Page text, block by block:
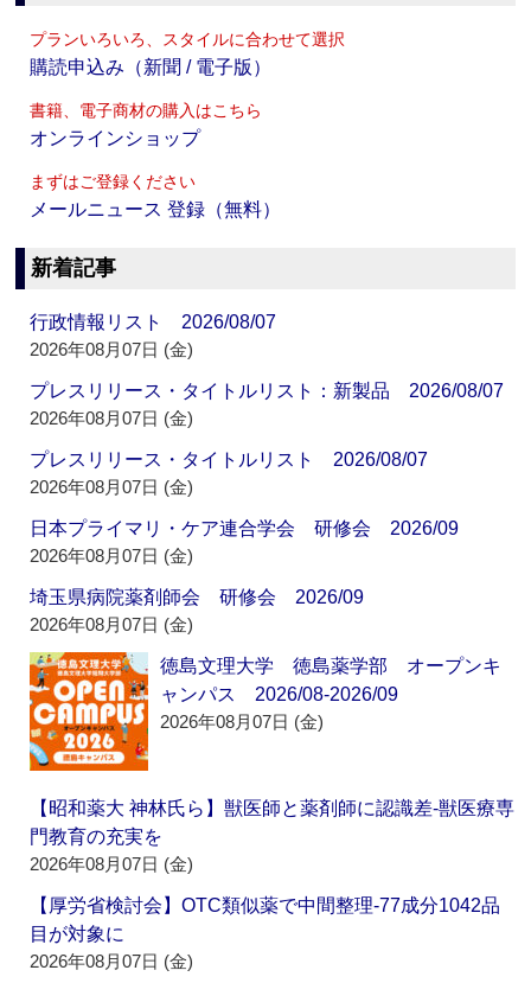
プランいろいろ、スタイルに合わせて選択
購読申込み（新聞 / 電子版）
書籍、電子商材の購入はこちら
オンラインショップ
まずはご登録ください
メールニュース 登録（無料）
新着記事
行政情報リスト 2026/08/07
2026年08月07日 (金)
プレスリリース・タイトルリスト：新製品 2026/08/07
2026年08月07日 (金)
プレスリリース・タイトルリスト 2026/08/07
2026年08月07日 (金)
日本プライマリ・ケア連合学会 研修会 2026/09
2026年08月07日 (金)
埼玉県病院薬剤師会 研修会 2026/09
2026年08月07日 (金)
徳島文理大学 徳島薬学部 オープンキ
ャンパス 2026/08-2026/09
2026年08月07日 (金)
【昭和薬大 神林氏ら】獣医師と薬剤師に認識差‐獣医療専
門教育の充実を
2026年08月07日 (金)
【厚労省検討会】OTC類似薬で中間整理‐77成分1042品
目が対象に
2026年08月07日 (金)